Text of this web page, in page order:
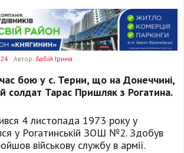
Автор: Бабій Ірина
бою у с. Терни, що на Донеччині,
солдат Тарас Пришляк з Рогатина.
4 листопада 1973 року у
у Рогатинській ЗОШ №2. Здобув
військову службу в армії.